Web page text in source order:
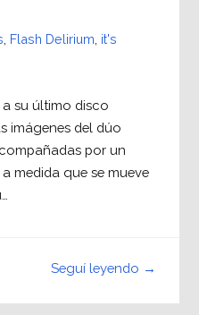
Flash Delirium it's
su último disco
imágenes del dúo
por un
medida que se mueve
Seguí leyendo →